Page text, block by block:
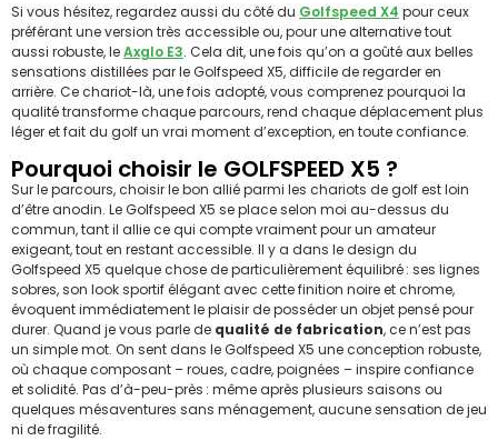
Si vous hésitez, regardez aussi du côté du Golfspeed X4 pour ceux
préférant une version très accessible ou, pour une alternative tout
aussi robuste, leAxglo E3. Cela dit, une fois qu’on a goûté aux belles
sensations distillées par le Golfspeed X5, difficile de regarder en
arrière. Ce chariot-là, une fois adopté, vous comprenez pourquoi la
qualité transforme chaque parcours, rend chaque déplacement plus
léger et fait du golf un vrai moment d’exception, en toute confiance.
Pourquoi choisir le GOLFSPEED X5 ?
Sur le parcours, choisir le bon allié parmi les chariots de golf est loin
d’être anodin. Le Golfspeed X5 se place selon moi au-dessus du
commun, tant il allie ce qui compte vraiment pour un amateur
exigeant, tout en restant accessible. Il y a dans le design du
Golfspeed X5 quelque chose de particulièrement équilibré : ses lignes
sobres, son look sportif élégant avec cette finition noire et chrome,
évoquent immédiatement le plaisir de posséder un objet pensé pour
durer. Quand je vous parle de qualité de fabrication, ce n’est pas
un simple mot. On sent dans le Golfspeed X5 une conception robuste,
où chaque composant – roues, cadre, poignées – inspire confiance
et solidité. Pas d’à-peu-près : même après plusieurs saisons ou
quelques mésaventures sans ménagement, aucune sensation de jeu
ni de fragilité.